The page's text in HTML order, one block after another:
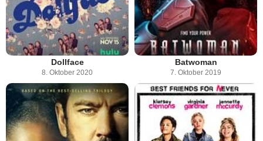
Dollface
8. Oktober 2020
Batwoman
7. Oktober 2019